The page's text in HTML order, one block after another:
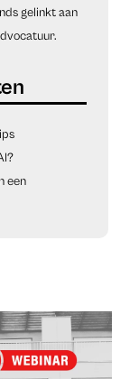
gelinkt aan
een